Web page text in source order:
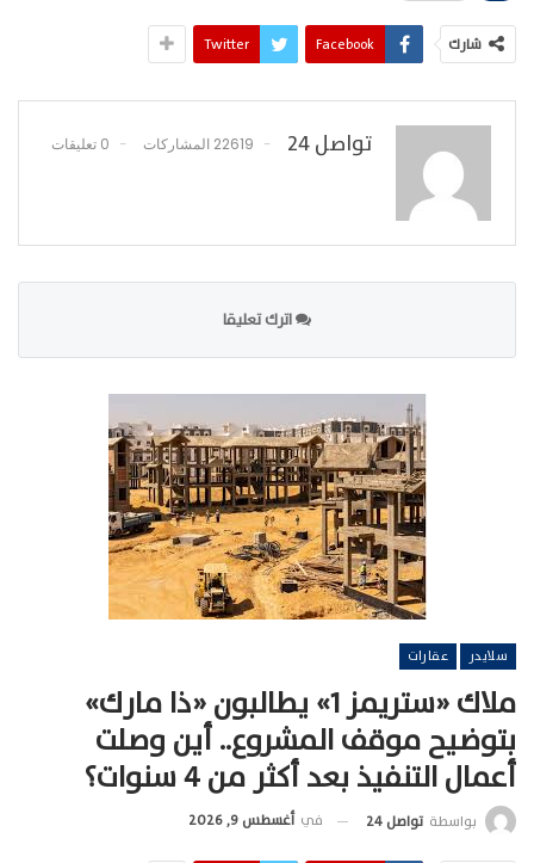
شارك Facebook
Twitter
تواصل 24 22619 المشاركات 0 تعليقات
اترك تعليقا
سلايدر عقارات
ملاك «ستريمز 1» يطالبون «ذا مارك»
بتوضيح موقف المشروع.. أين وصلت
أعمال التنفيذ بعد أكثر من 4 سنوات؟
بواسطة تواصل 24 في أغسطس 9, 2026